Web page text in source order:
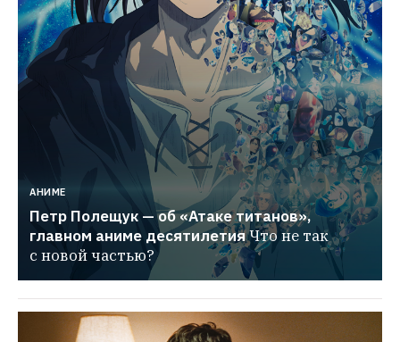
АНИМЕ
Петр Полещук — об «Атаке титанов»,
главном аниме десятилетияЧто не так
с новой частью?